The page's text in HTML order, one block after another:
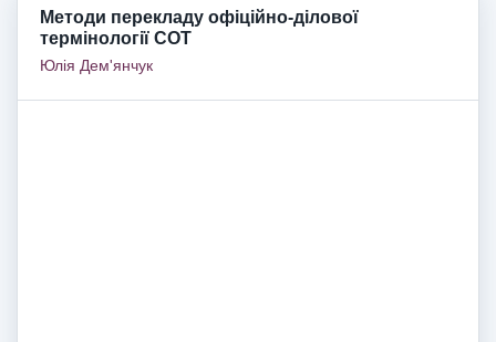
Методи перекладу офіційно-ділової
термінології СОТ
Юлія Дем'янчук